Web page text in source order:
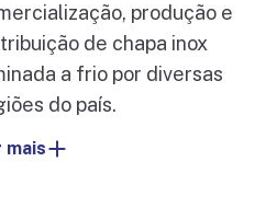
produção e
de chapa inox
a frio por diversas
do país.
mais